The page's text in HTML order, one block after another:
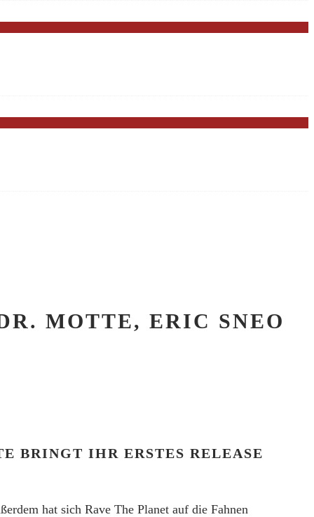
MOTTE, ERIC SNEO
BRINGT IHR ERSTES RELEASE
hat sich Rave The Planet auf die Fahnen